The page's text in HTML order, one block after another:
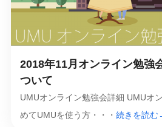
2018年11月オンライン勉強
ついて
UMUオンライン勉強会詳細 UMUオ
めてUMUを使う方・・・ 続きを読む